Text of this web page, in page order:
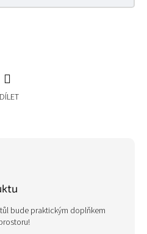
bude praktickým doplňkem